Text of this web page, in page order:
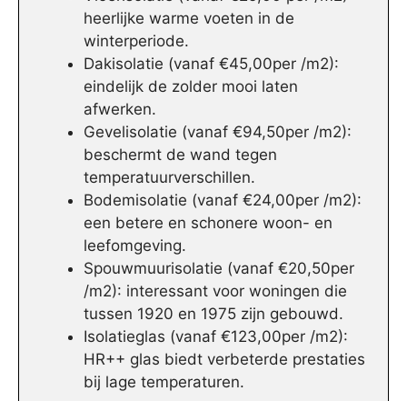
heerlijke warme voeten in de
winterperiode.
Dakisolatie (vanaf €45,00per /m2):
eindelijk de zolder mooi laten
afwerken.
Gevelisolatie (vanaf €94,50per /m2):
beschermt de wand tegen
temperatuurverschillen.
Bodemisolatie (vanaf €24,00per /m2):
een betere en schonere woon- en
leefomgeving.
Spouwmuurisolatie (vanaf €20,50per
/m2): interessant voor woningen die
tussen 1920 en 1975 zijn gebouwd.
Isolatieglas (vanaf €123,00per /m2):
HR++ glas biedt verbeterde prestaties
bij lage temperaturen.